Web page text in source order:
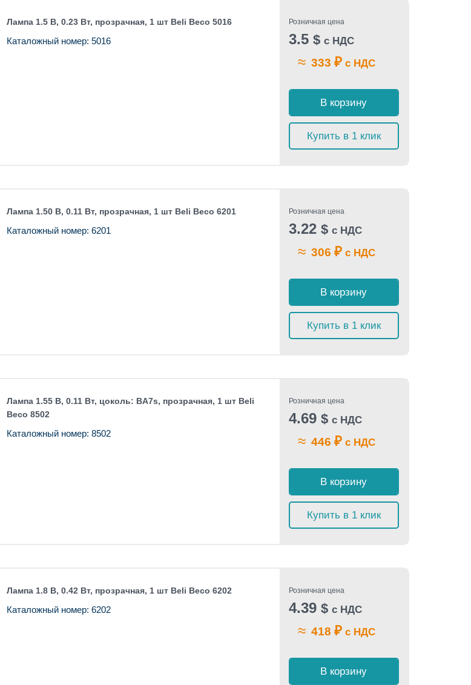
Лампа 1.5 В, 0.23 Вт, прозрачная, 1 шт Beli Beco 5016
Каталожный номер: 5016
Розничная цена
3.5 $ с НДС
≈ 333 ₽с НДС
В корзину
Купить в 1 клик
Лампа 1.50 В, 0.11 Вт, прозрачная, 1 шт Beli Beco 6201
Каталожный номер: 6201
Розничная цена
3.22 $ с НДС
≈ 306 ₽с НДС
В корзину
Купить в 1 клик
Лампа 1.55 В, 0.11 Вт, цоколь: BA7s, прозрачная, 1 шт Beli
Beco 8502
Каталожный номер: 8502
Розничная цена
4.69 $ с НДС
≈ 446 ₽с НДС
В корзину
Купить в 1 клик
Лампа 1.8 В, 0.42 Вт, прозрачная, 1 шт Beli Beco 6202
Каталожный номер: 6202
Розничная цена
4.39 $ с НДС
≈ 418 ₽с НДС
В корзину